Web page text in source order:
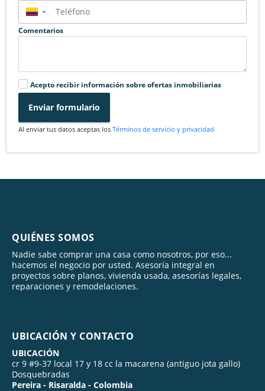
▼
Comentarios
Acepto recibir información sobre ofertas inmobiliarias
Enviar formulario
Al enviar tus datos aceptas los Términos de servicio y privacidad
QUIÉNES SOMOS
Nadie sabe comprar una casa como nosotros, por eso...
hacemos el negocio por usted. Asesoría integral en
proyectos sobre planos, vivienda usada, asesorías legales,
reparaciones y remodelaciones.
UBICACIÓN Y CONTACTO
UBICACIÓN
cr 9 #9-37 local 17 y 18 cc la macarena (antiguo jota gallo)
Dosquebradas
Pereira - Risaralda - Colombia